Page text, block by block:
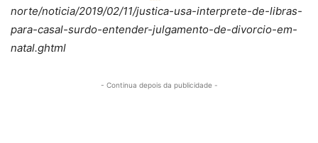
norte/noticia/2019/02/11/justica-usa-interprete-de-libras-
para-casal-surdo-entender-julgamento-de-divorcio-em-
natal.ghtml
- Continua depois da publicidade -